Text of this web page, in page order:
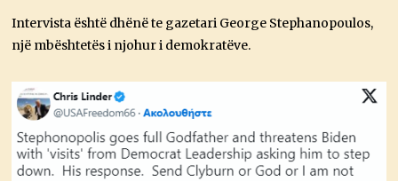
Intervista është dhënë te gazetari George Stephanopoulos,
një mbështetës i njohur i demokratëve.